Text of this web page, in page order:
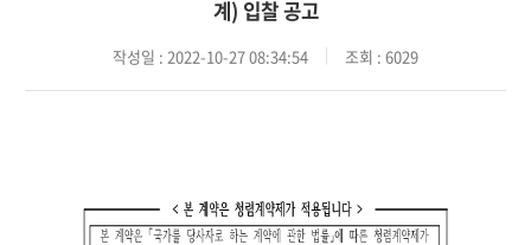
계) 입찰 공고
작성일 : 2022-10-27 08:34:54 조회 : 6029